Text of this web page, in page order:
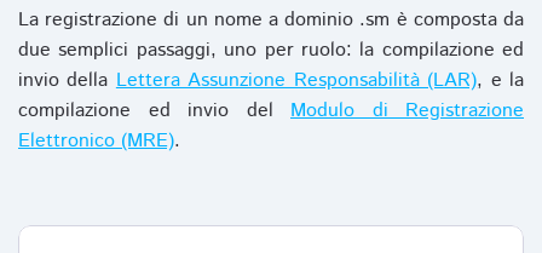
La registrazione di un nome a dominio .sm è composta da
due semplici passaggi, uno per ruolo: la compilazione ed
invio dellaLettera Assunzione Responsabilità (LAR), e la
compilazione ed invio del Modulo di Registrazione
Elettronico (MRE).